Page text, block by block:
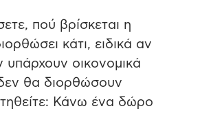
πού βρίσκεται η
κάτι, ειδικά αν
υπάρχουν οικονομικά
δεν θα διορθώσουν
Κάνω ένα δώρο